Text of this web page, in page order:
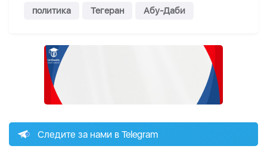
политика
Тегеран Абу-Даби
Следите за нами в Telegram